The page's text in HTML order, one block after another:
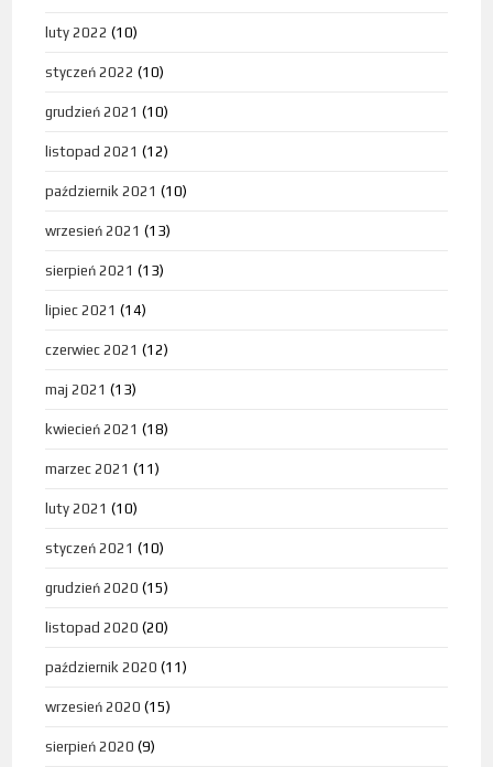
luty 2022 (10)
styczeń 2022 (10)
grudzień 2021 (10)
listopad 2021 (12)
październik 2021 (10)
wrzesień 2021 (13)
sierpień 2021 (13)
lipiec 2021 (14)
czerwiec 2021 (12)
maj 2021 (13)
kwiecień 2021 (18)
marzec 2021 (11)
luty 2021 (10)
styczeń 2021 (10)
grudzień 2020 (15)
listopad 2020 (20)
październik 2020 (11)
wrzesień 2020 (15)
sierpień 2020 (9)